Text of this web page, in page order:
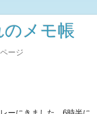
のメモ帳
ージ